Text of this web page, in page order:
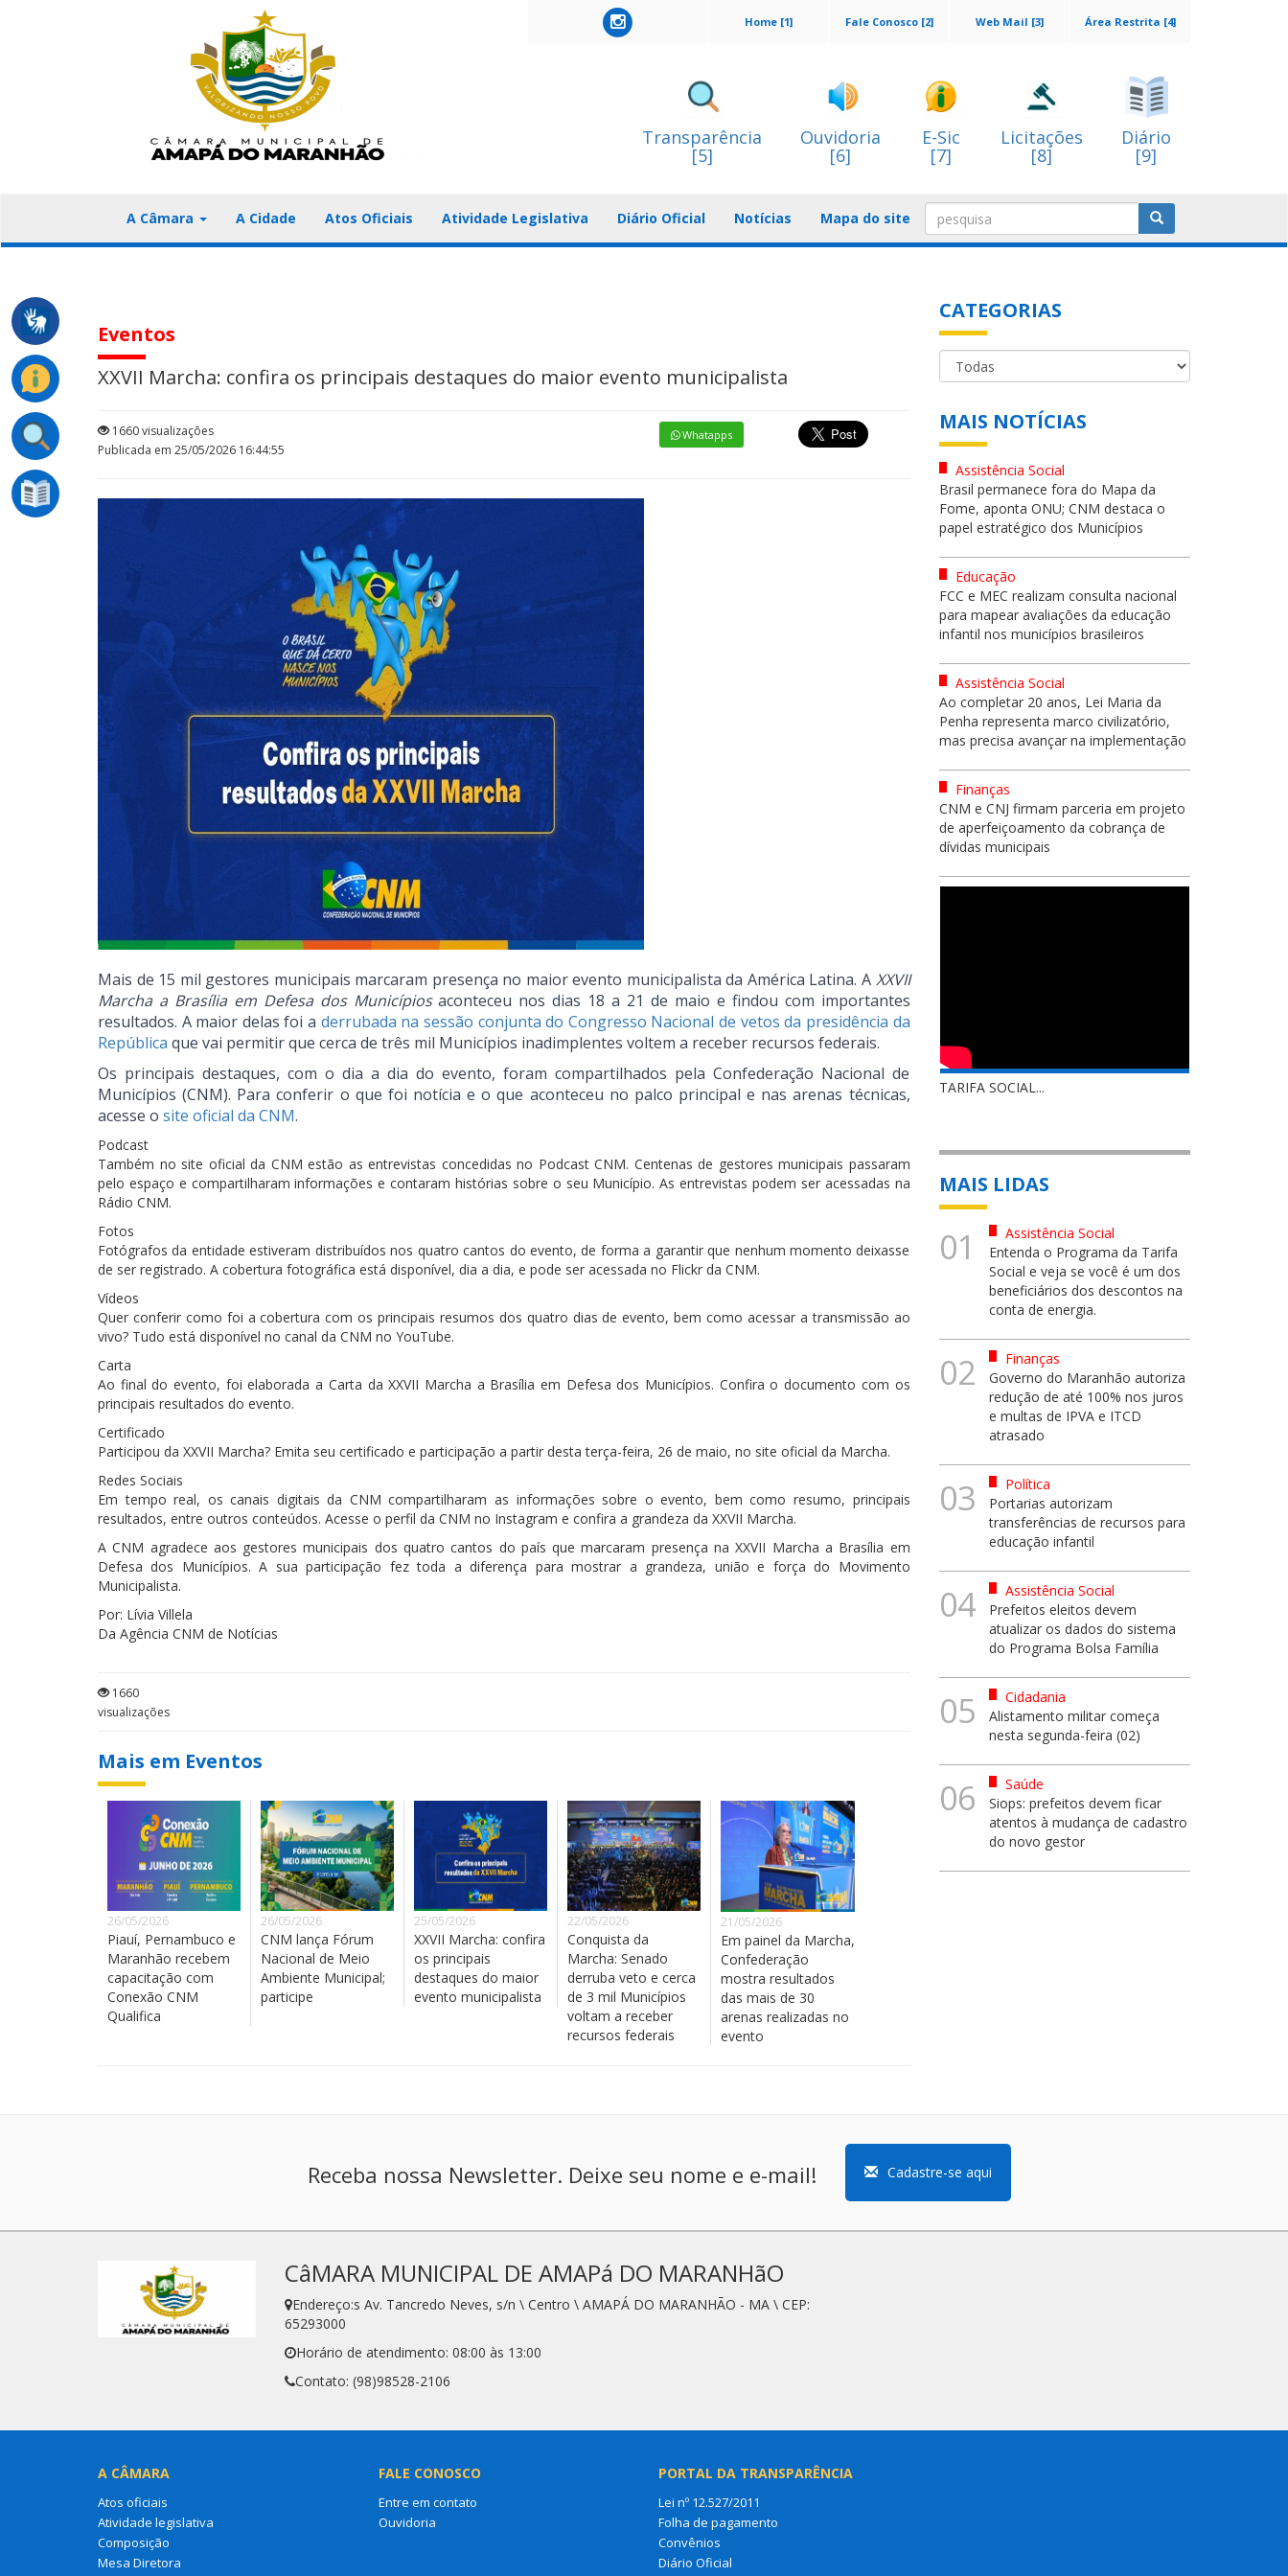
Área Restrita [4]
Web Mail [3]
Fale Conosco [2]
Home [1]
Transparência
[5]
Ouvidoria
[6]
E-Sic
[7]
Licitações
[8]
Diário
[9]
A Câmara A Cidade Atos Oficiais Atividade Legislativa Diário Oficial Notícias Mapa do site
Eventos
XXVII Marcha: confira os principais destaques do maior evento municipalista
1660 visualizações
Publicada em 25/05/2026 16:44:55
Whatapps
Mais de 15 mil gestores municipais marcaram presença no maior evento municipalista da América Latina. A XXVII
Marcha a Brasília em Defesa dos Municípiosaconteceu nos dias 18 a 21 de maio e findou com importantes
resultados. A maior delas foi a derrubada na sessão conjunta do Congresso Nacional de vetos da presidência da
República que vai permitir que cerca de três mil Municípios inadimplentes voltem a receber recursos federais.
Os principais destaques, com o dia a dia do evento, foram compartilhados pela Confederação Nacional de
Municípios (CNM). Para conferir o que foi notícia e o que aconteceu no palco principal e nas arenas técnicas,
acesse o site oficial da CNM.
Podcast
Também no site oficial da CNM estão as entrevistas concedidas no Podcast CNM. Centenas de gestores municipais passaram
pelo espaço e compartilharam informações e contaram histórias sobre o seu Município. As entrevistas podem ser acessadas na
Rádio CNM.
Fotos
Fotógrafos da entidade estiveram distribuídos nos quatro cantos do evento, de forma a garantir que nenhum momento deixasse
de ser registrado. A cobertura fotográfica está disponível, dia a dia, e pode ser acessada no Flickr da CNM.
Vídeos
Quer conferir como foi a cobertura com os principais resumos dos quatro dias de evento, bem como acessar a transmissão ao
vivo? Tudo está disponível no canal da CNM no YouTube.
Carta
Ao final do evento, foi elaborada a Carta da XXVII Marcha a Brasília em Defesa dos Municípios. Confira o documento com os
principais resultados do evento.
Certificado
Participou da XXVII Marcha? Emita seu certificado e participação a partir desta terça-feira, 26 de maio, no site oficial da Marcha.
Redes Sociais
Em tempo real, os canais digitais da CNM compartilharam as informações sobre o evento, bem como resumo, principais
resultados, entre outros conteúdos. Acesse o perfil da CNM no Instagram e confira a grandeza da XXVII Marcha.
A CNM agradece aos gestores municipais dos quatro cantos do país que marcaram presença na XXVII Marcha a Brasília em
Defesa dos Municípios. A sua participação fez toda a diferença para mostrar a grandeza, união e força do Movimento
Municipalista.
Por: Lívia Villela
Da Agência CNM de Notícias
1660
visualizações
Mais em Eventos
26/05/2026
Piauí, Pernambuco e
Maranhão recebem
capacitação com
Conexão CNM
Qualifica
26/05/2026
CNM lança Fórum
Nacional de Meio
Ambiente Municipal;
participe
25/05/2026
XXVII Marcha: confira
os principais
destaques do maior
evento municipalista
22/05/2026
Conquista da
Marcha: Senado
derruba veto e cerca
de 3 mil Municípios
voltam a receber
recursos federais
21/05/2026
Em painel da Marcha,
Confederação
mostra resultados
das mais de 30
arenas realizadas no
evento
CATEGORIAS
MAIS NOTÍCIAS
Assistência Social
Brasil permanece fora do Mapa da
Fome, aponta ONU; CNM destaca o
papel estratégico dos Municípios
Educação
FCC e MEC realizam consulta nacional
para mapear avaliações da educação
infantil nos municípios brasileiros
Assistência Social
Ao completar 20 anos, Lei Maria da
Penha representa marco civilizatório,
mas precisa avançar na implementação
Finanças
CNM e CNJ firmam parceria em projeto
de aperfeiçoamento da cobrança de
dívidas municipais
TARIFA SOCIAL...
MAIS LIDAS
01
Assistência Social
Entenda o Programa da Tarifa
Social e veja se você é um dos
beneficiários dos descontos na
conta de energia.
02
Finanças
Governo do Maranhão autoriza
redução de até 100% nos juros
e multas de IPVA e ITCD
atrasado
03
Política
Portarias autorizam
transferências de recursos para
educação infantil
04
Assistência Social
Prefeitos eleitos devem
atualizar os dados do sistema
do Programa Bolsa Família
05
Cidadania
Alistamento militar começa
nesta segunda-feira (02)
06
Saúde
Siops: prefeitos devem ficar
atentos à mudança de cadastro
do novo gestor
Receba nossa Newsletter. Deixe seu nome e e-mail! Cadastre-se aqui
CâMARA MUNICIPAL DE AMAPá DO MARANHãO
Endereço:s Av. Tancredo Neves, s/n \ Centro \ AMAPÁ DO MARANHÃO - MA \ CEP:
65293000
Horário de atendimento: 08:00 às 13:00
Contato: (98)98528-2106
A CÂMARA
Atos oficiais
Atividade legislativa
Composição
Mesa Diretora
FALE CONOSCO
Entre em contato
Ouvidoria
PORTAL DA TRANSPARÊNCIA
Lei nº 12.527/2011
Folha de pagamento
Convênios
Diário Oficial